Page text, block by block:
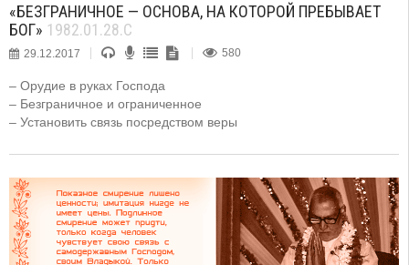
«БЕЗГРАНИЧНОЕ — ОСНОВА, НА КОТОРОЙ ПРЕБЫВАЕТ
БОГ» 1982.01.28.C
29.12.2017 580
– Орудие в руках Господа
– Безграничное и ограниченное
– Установить связь посредством веры